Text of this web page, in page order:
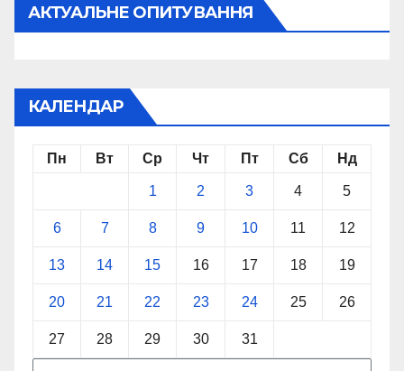
АКТУАЛЬНЕ ОПИТУВАННЯ
КАЛЕНДАР
Пн Вт Ср Чт Пт Сб Нд
1 2 3 4 5
6 7 8 9 10 11 12
13 14 15 16 17 18 19
20 21 22 23 24 25 26
27 28 29 30 31